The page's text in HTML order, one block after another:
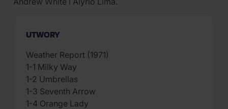
UTWORY
Weather Report (1971)
1-1 Milky Way
1-2 Umbrellas
1-3 Seventh Arrow
1-4 Orange Lady